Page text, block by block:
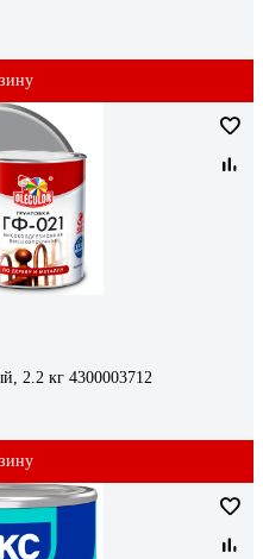
2.2 кг 4300003712